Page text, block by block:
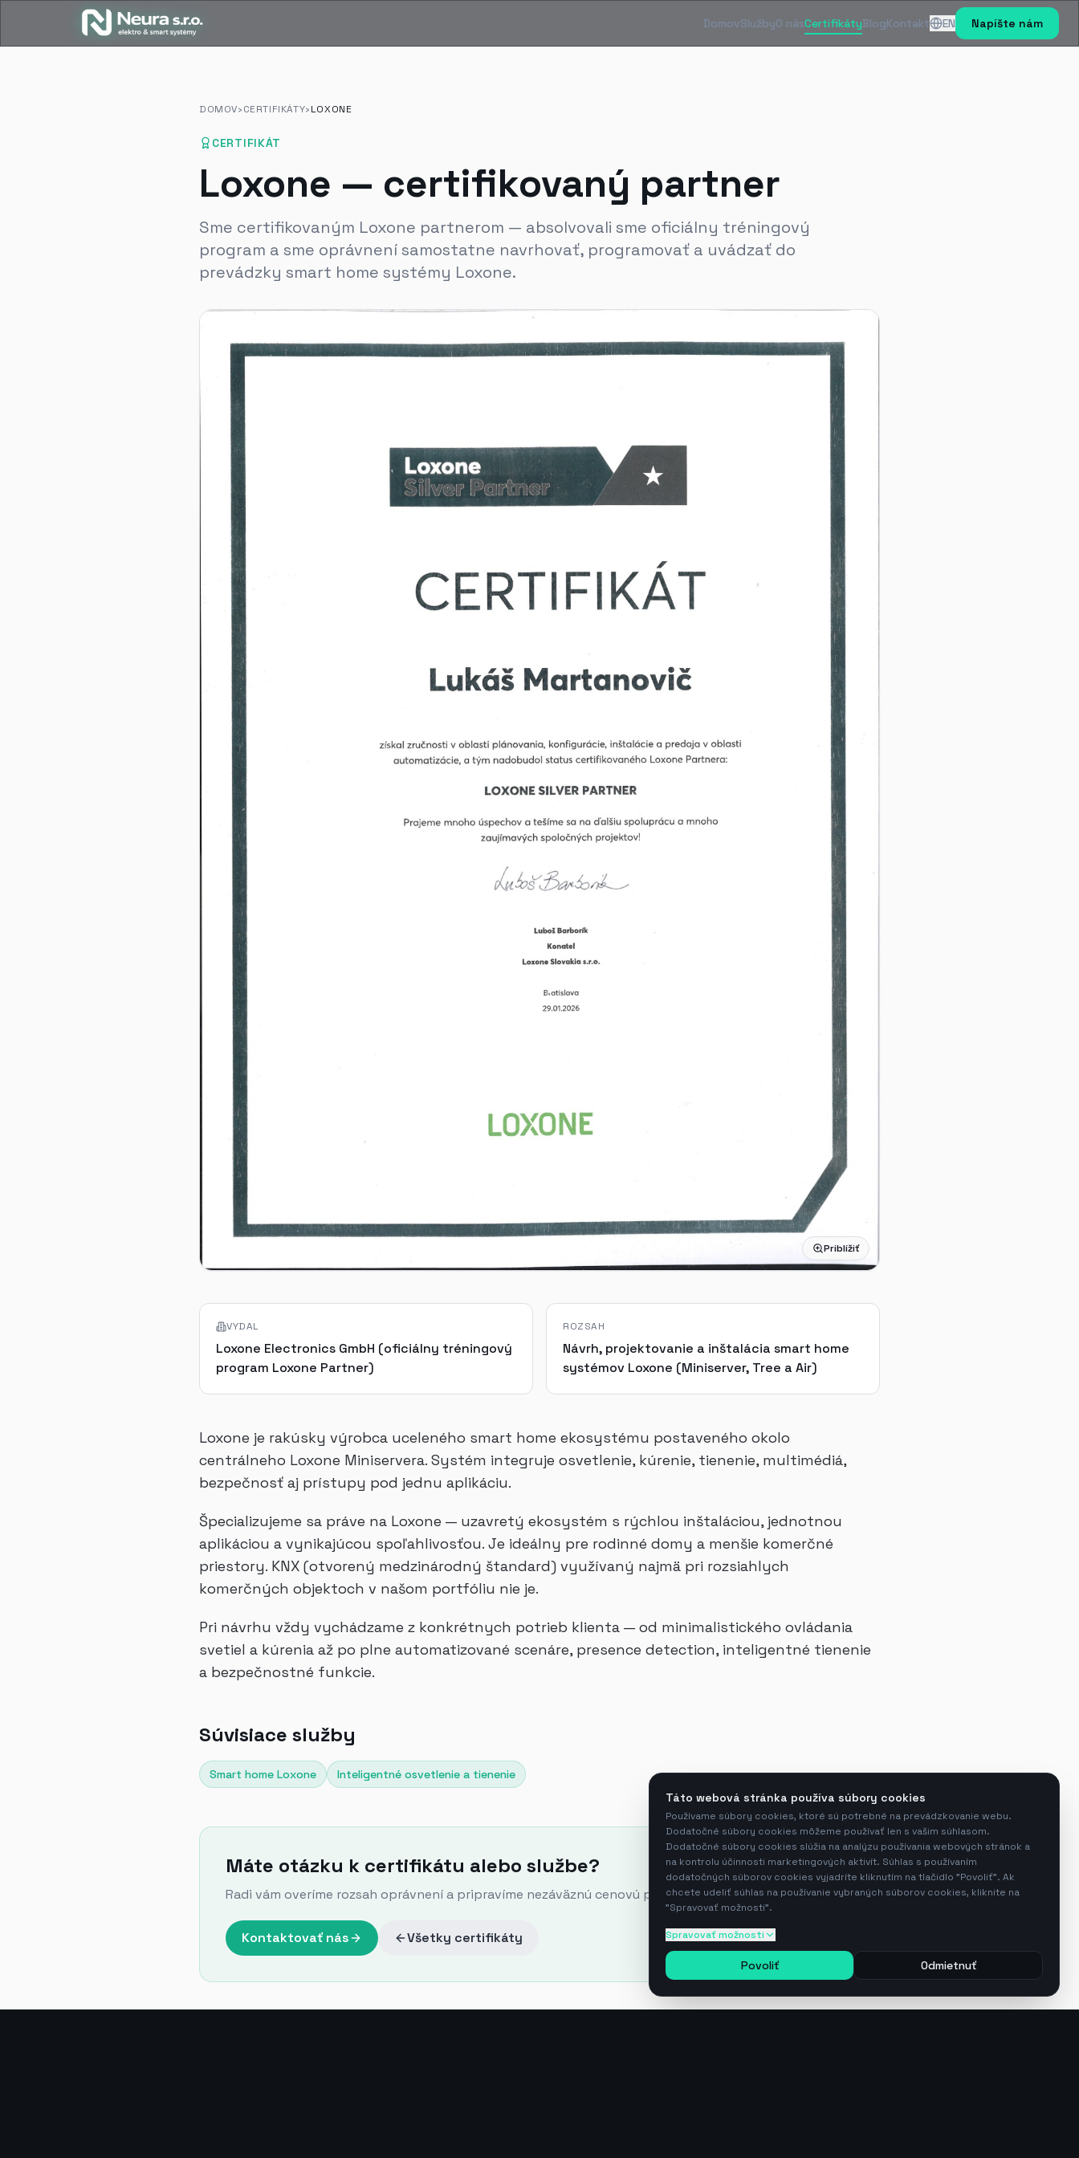
DomovSlužbyO násCertifikátyBlogKontakt EN Napíšte nám
DOMOV›CERTIFIKÁTY›LOXONE
CERTIFIKÁT
Loxone — certifikovaný partner
Sme certifikovaným Loxone partnerom — absolvovali sme oficiálny tréningový
program a sme oprávnení samostatne navrhovať, programovať a uvádzať do
prevádzky smart home systémy Loxone.
Priblížiť
VYDAL
Loxone Electronics GmbH (oficiálny tréningový
program Loxone Partner)
ROZSAH
Návrh, projektovanie a inštalácia smart home
systémov Loxone (Miniserver, Tree a Air)
Loxone je rakúsky výrobca uceleného smart home ekosystému postaveného okolo
centrálneho Loxone Miniservera. Systém integruje osvetlenie, kúrenie, tienenie, multimédiá,
bezpečnosť aj prístupy pod jednu aplikáciu.
Špecializujeme sa práve na Loxone — uzavretý ekosystém s rýchlou inštaláciou, jednotnou
aplikáciou a vynikajúcou spoľahlivosťou. Je ideálny pre rodinné domy a menšie komerčné
priestory. KNX (otvorený medzinárodný štandard) využívaný najmä pri rozsiahlych
komerčných objektoch v našom portfóliu nie je.
Pri návrhu vždy vychádzame z konkrétnych potrieb klienta — od minimalistického ovládania
svetiel a kúrenia až po plne automatizované scenáre, presence detection, inteligentné tienenie
a bezpečnostné funkcie.
Súvisiace služby
Smart home Loxone Inteligentné osvetlenie a tienenie
Máte otázku k certifikátu alebo službe?
Radi vám overíme rozsah oprávnení a pripravíme nezáväznú cenovú ponuku.
Kontaktovať nás Všetky certifikáty
Táto webová stránka používa súbory cookies
Používame súbory cookies, ktoré sú potrebné na prevádzkovanie webu.
Dodatočné súbory cookies môžeme používať len s vašim súhlasom.
Dodatočné súbory cookies slúžia na analýzu používania webových stránok a
na kontrolu účinnosti marketingových aktivít. Súhlas s používaním
dodatočných súborov cookies vyjadríte kliknutím na tlačidlo "Povoliť". Ak
chcete udeliť súhlas na používanie vybraných súborov cookies, kliknite na
"Spravovať možnosti".
Spravovať možnosti
Povoliť Odmietnuť